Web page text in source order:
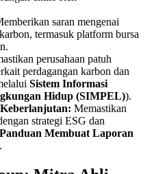
saran mengenai
termasuk platform bursa
perusahaan patuh
perdagangan karbon dan
Sistem Informasi
Hidup (SIMPEL)).
Memastikan
strategi ESG dan
Membuat Laporan